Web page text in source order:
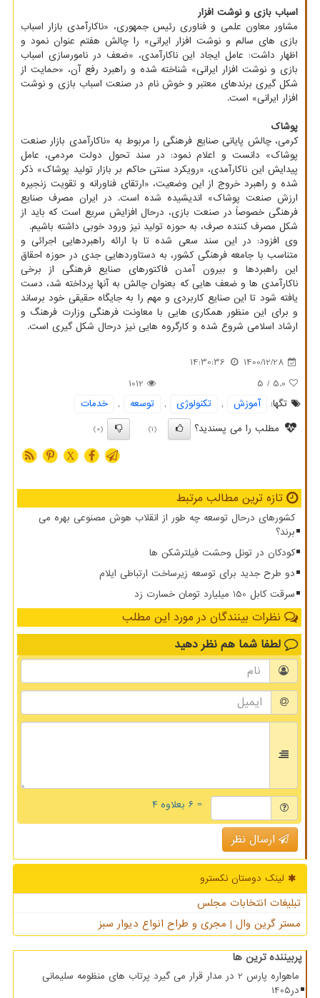
اسباب بازی و نوشت افزار
مشاور معاون علمی و فناوری رئیس جمهوری، «ناکارآمدی بازار اسباب
بازی های سالم و نوشت افزار ایرانی» را چالش هفتم عنوان نمود و
اظهار داشت: عامل ایجاد این ناکارآمدی، «ضعف در نامورسازی اسباب
بازی و نوشت افزار ایرانی» شناخته شده و راهبرد رفع آن، «حمایت از
شکل گیری برندهای معتبر و خوش نام در صنعت اسباب بازی و نوشت
افزار ایرانی» است.
پوشاک
کرمی، چالش پایانی صنایع فرهنگی را مربوط به «ناکارآمدی بازار صنعت
پوشاک» دانست و اعلام نمود: در سند تحول دولت مردمی، عامل
پیدایش این ناکارآمدی، «رویکرد سنتی حاکم بر بازار تولید پوشاک» ذکر
شده و راهبرد خروج از این وضعیت، «ارتقای فناورانه و تقویت زنجیره
ارزش صنعت پوشاک» اندیشیده شده است. در ایران مصرف صنایع
فرهنگی خصوصاً در صنعت بازی، درحال افزایش سریع است که باید از
شکل مصرف کننده صرف، به حوزه تولید نیز ورود خوبی داشته باشیم.
وی افزود: در این سند سعی شده تا با ارائه راهبردهایی اجرائی و
متناسب با جامعه فرهنگی کشور، به دستاوردهایی جدی در حوزه احقاق
این راهبردها و بیرون آمدن فاکتورهای صنایع فرهنگی از برخی
ناکارآمدی ها و ضعف هایی که بعنوان چالش به آنها پرداخته شد، دست
یافته شود تا این صنایع کاربردی و مهم را به جایگاه حقیقی خود برساند
و برای این منظور همکاری هایی با معاونت فرهنگی وزارت فرهنگ و
ارشاد اسلامی شروع شده و کارگروه هایی نیز درحال شکل گیری است.
1400/12/28
14:30:36
5.0
/ 5
1012
تگها:
آموزش , تكنولوژی , توسعه ,
خدمات
مطلب را می پسندید؟
(1)
(0)
X
تازه ترین مطالب مرتبط
کشورهای درحال توسعه چه طور از انقلاب هوش مصنوعی بهره می
برند؟
کودکان در تونل وحشت فیلترشکن ها
دو طرح جدید برای توسعه زیرساخت ارتباطی ایلام
سرقت کابل 150 میلیارد تومان خسارت زد
نظرات بینندگان در مورد این مطلب
لطفا شما هم نظر دهید
= ۶ بعلاوه ۴
ارسال نظر
لینک دوستان نكسترو
تبلیغات انتخابات مجلس
مستر گرین وال | مجری و طراح انواع دیوار سبز
پربیننده ترین ها
ماهواره پارس 2 در مدار قرار می گیرد پرتاب های منظومه سلیمانی
در1405